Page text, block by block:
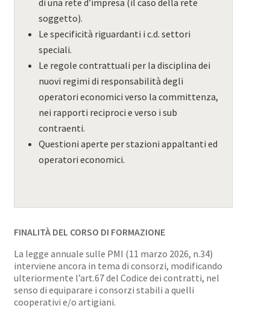
di una rete d’impresa (il caso della rete
soggetto).
Le specificità riguardanti i c.d. settori
speciali.
Le regole contrattuali per la disciplina dei
nuovi regimi di responsabilità degli
operatori economici verso la committenza,
nei rapporti reciproci e verso i sub
contraenti.
Questioni aperte per stazioni appaltanti ed
operatori economici.
FINALITÀ DEL CORSO DI FORMAZIONE
La legge annuale sulle PMI (11 marzo 2026, n.34)
interviene ancora in tema di consorzi, modificando
ulteriormente l’art.67 del Codice dei contratti, nel
senso di equiparare i consorzi stabili a quelli
cooperativi e/o artigiani.